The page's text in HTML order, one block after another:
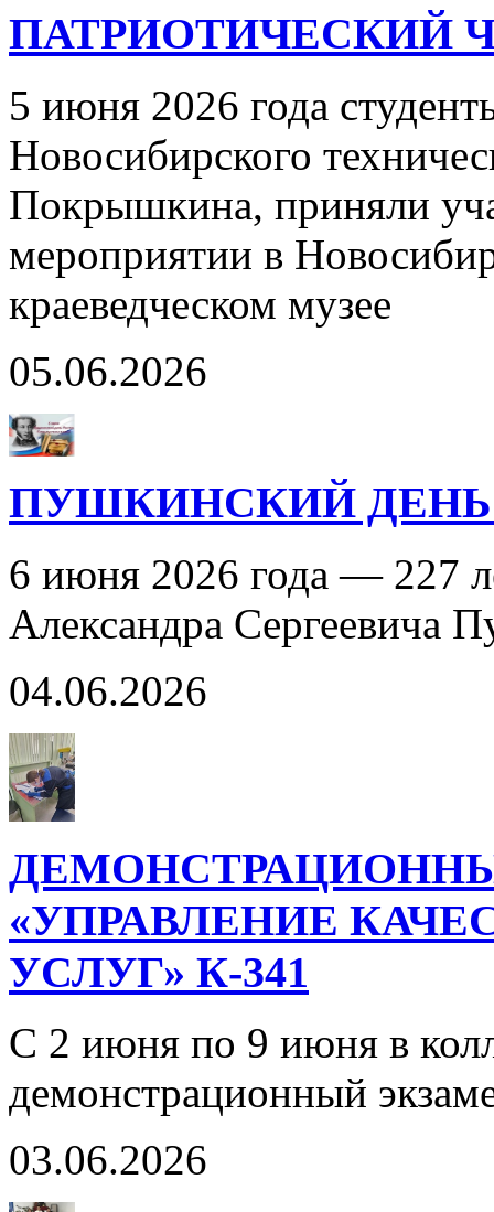
ПАТРИОТИЧЕСКИЙ
5 июня 2026 года
Новосибирского
Покрышкина, приняли
мероприятии в
краеведческом музее
05.06.2026
ПУШКИНСКИЙ
6 июня 2026 года — 227
Александра Сергеевича
04.06.2026
«УПРАВЛЕНИЕ
УСЛУГ» К-341
С 2 июня по 9 июня в
демонстрационный
03.06.2026